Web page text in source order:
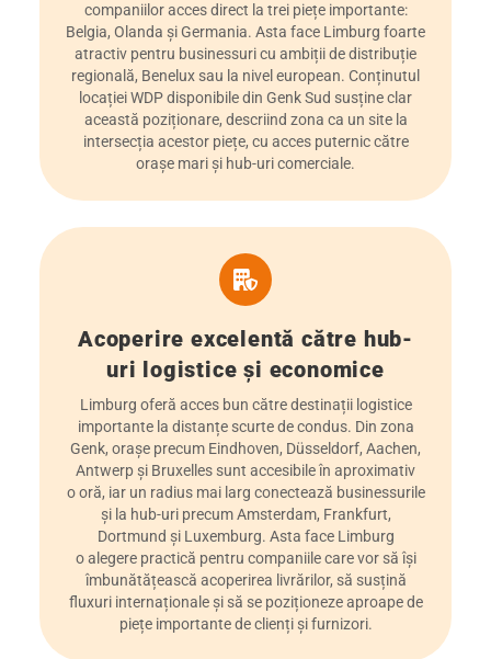
companiilor acces direct la trei piețe importante:
Belgia, Olanda și Germania. Asta face Limburg foarte
atractiv pentru businessuri cu ambiții de distribuție
regională, Benelux sau la nivel european. Conținutul
locației WDP disponibile din Genk Sud susține clar
această poziționare, descriind zona ca un site la
intersecția acestor piețe, cu acces puternic către
orașe mari și hub-uri comerciale.
Acoperire excelentă către hub-
uri logistice și economice
Limburg oferă acces bun către destinații logistice
importante la distanțe scurte de condus. Din zona
Genk, orașe precum Eindhoven, Düsseldorf, Aachen,
Antwerp și Bruxelles sunt accesibile în aproximativ
o oră, iar un radius mai larg conectează businessurile
și la hub-uri precum Amsterdam, Frankfurt,
Dortmund și Luxemburg. Asta face Limburg
o alegere practică pentru companiile care vor să își
îmbunătățească acoperirea livrărilor, să susțină
fluxuri internaționale și să se poziționeze aproape de
piețe importante de clienți și furnizori.